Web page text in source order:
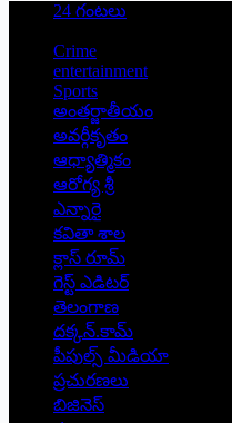
24 గంటలు
Crime
entertainment
Sports
అంతర్జాతీయం
అవర్గీకృతం
ఆధ్యాత్మికం
ఆరోగ్య శ్రీ
ఎన్నారై
కవితా శాల
క్లాస్ రూమ్
గెస్ట్ ఎడిటర్
తెలంగాణ
దక్కన్.కామ్
పీపుల్స్ ‌మీడియా
ప్రచురణలు
బిజినెస్